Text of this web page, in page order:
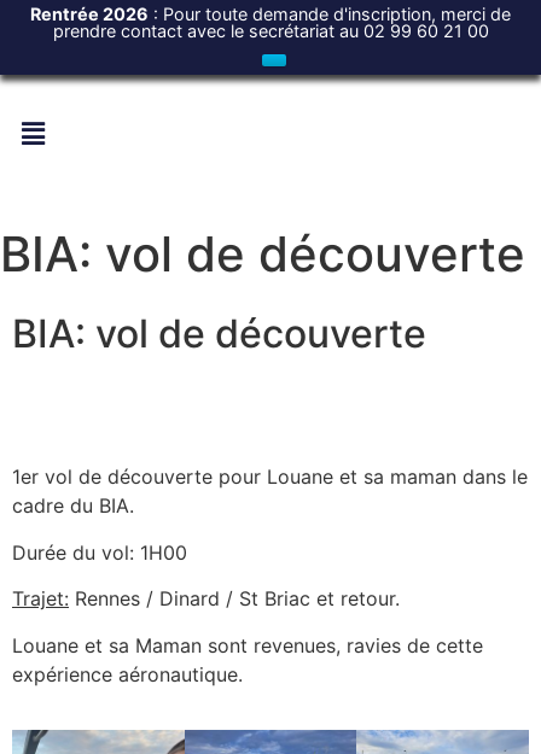
Rentrée 2026 : Pour toute demande d'inscription, merci de
prendre contact avec le secrétariat au 02 99 60 21 00
BIA: vol de découverte
BIA: vol de découverte
1er vol de découverte pour Louane et sa maman dans le
cadre du BIA.
Durée du vol: 1H00
Trajet: Rennes / Dinard / St Briac et retour.
Louane et sa Maman sont revenues, ravies de cette
expérience aéronautique.